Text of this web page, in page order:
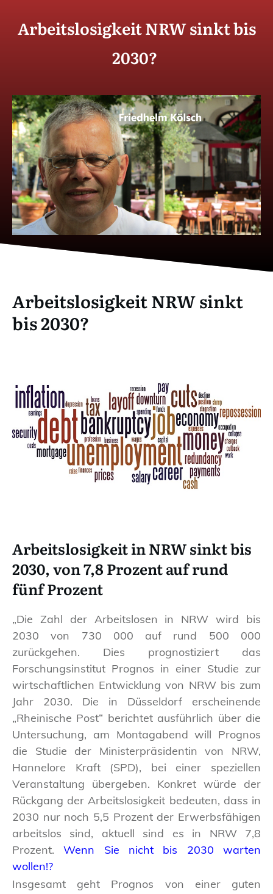
Arbeitslosigkeit NRW sinkt bis
2030?
Arbeitslosigkeit NRW sinkt
bis 2030?
Arbeitslosigkeit in NRW sinkt bis
2030, von 7,8 Prozent auf rund
fünf Prozent
„Die Zahl der Arbeitslosen in NRW wird bis
2030 von 730 000 auf rund 500 000
zurückgehen. Dies prognostiziert das
Forschungsinstitut Prognos in einer Studie zur
wirtschaftlichen Entwicklung von NRW bis zum
Jahr 2030. Die in Düsseldorf erscheinende
„Rheinische Post“ berichtet ausführlich über die
Untersuchung, am Montagabend will Prognos
die Studie der Ministerpräsidentin von NRW,
Hannelore Kraft (SPD), bei einer speziellen
Veranstaltung übergeben. Konkret würde der
Rückgang der Arbeitslosigkeit bedeuten, dass in
2030 nur noch 5,5 Prozent der Erwerbsfähigen
arbeitslos sind, aktuell sind es in NRW 7,8
Prozent.Wenn Sie nicht bis 2030 warten
wollen!?
Insgesamt geht Prognos von einer guten